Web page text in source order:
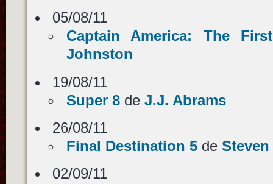
05/08/11
Captain America: The
Johnston
19/08/11
Super 8de J.J. Abrams
26/08/11
Final Destination 5de
02/09/11